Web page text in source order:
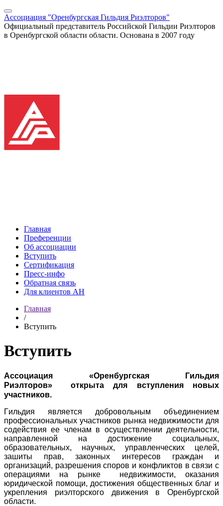
Ассоциация "Оренбургская Гильдия Риэлторов"
Официальный представитель Российской Гильдии Риэлторов
в Оренбургской области области. Основана в 2007 году
Главная
Преференции
Об ассоциации
Вступить
Сертификация
Пресс-инфо
Обратная связь
Для клиентов АН
Главная
/
Вступить
Вступить
Ассоциация «Оренбургская Гильдия
Риэлторов»
открыта для вступления новых
участников.
Гильдия является добровольным объединением
профессиональных участников рынка недвижимости для
содействия ее членам в осуществлении деятельности,
направленной на достижение социальных,
образовательных, научных, управленческих целей,
зашиты прав, законных интересов граждан и
организаций, разрешения споров и конфликтов в связи с
операциями на рынке недвижимости, оказания
юридической помощи, достижения общественных благ и
укрепления риэлторскогодвижения в Оренбургской
области.